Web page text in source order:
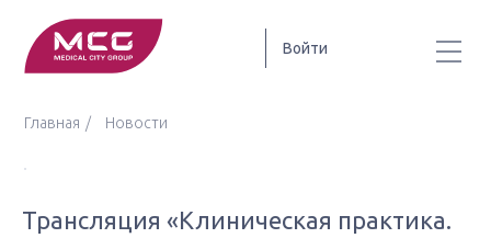
Войти
Главная Новости
Трансляция «Клиническая практика.